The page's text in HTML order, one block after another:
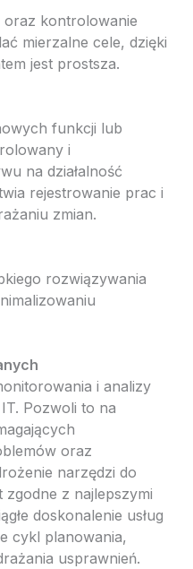
oraz kontrolowanie
mierzalne cele, dzięki
jest prostsza.
funkcji lub
i
na działalność
rejestrowanie prac i
zmian.
rozwiązywania
i analizy
Pozwoli to na
oraz
narzędzi do
zgodne z najlepszymi
doskonalenie usług
cykl planowania,
usprawnień.